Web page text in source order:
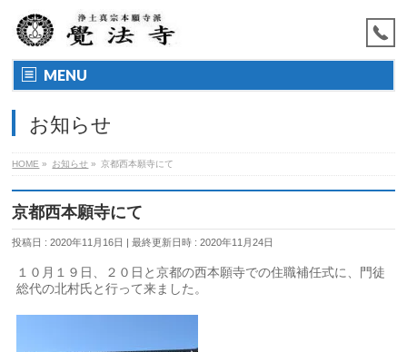
MENU
お知らせ
HOME » お知らせ » 京都西本願寺にて
京都西本願寺にて
投稿日 : 2020年11月16日 最終更新日時 : 2020年11月24日
１０月１９日、２０日と京都の西本願寺での住職補任式に、門徒
総代の北村氏と行って来ました。